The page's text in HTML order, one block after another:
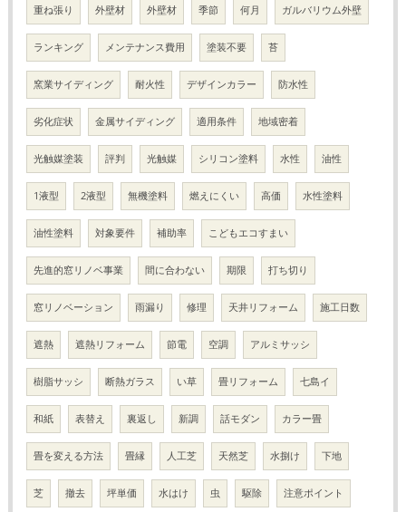
重ね張り 外壁材 外壁材 季節 何月 ガルバリウム外壁
ランキング メンテナンス費用 塗装不要 苔
窯業サイディング 耐火性 デザインカラー 防水性
劣化症状 金属サイディング 適用条件 地域密着
光触媒塗装 評判 光触媒 シリコン塗料 水性 油性
1液型 2液型 無機塗料 燃えにくい 高価 水性塗料
油性塗料 対象要件 補助率 こどもエコすまい
先進的窓リノベ事業 間に合わない 期限 打ち切り
窓リノベーション 雨漏り 修理 天井リフォーム 施工日数
遮熱 遮熱リフォーム 節電 空調 アルミサッシ
樹脂サッシ 断熱ガラス い草 畳リフォーム 七島イ
和紙 表替え 裏返し 新調 話モダン カラー畳
畳を変える方法 畳縁 人工芝 天然芝 水捌け 下地
芝 撤去 坪単価 水はけ 虫 駆除 注意ポイント